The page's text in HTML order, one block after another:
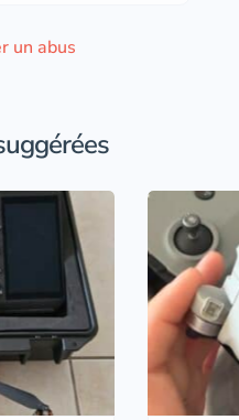
un abus